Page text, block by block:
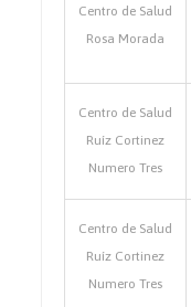
Centro de Salud
Rosa Morada
Centro de Salud
Ruíz Cortinez
Numero Tres
Centro de Salud
Ruíz Cortinez
Numero Tres